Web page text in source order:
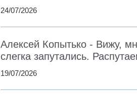
24/07/2026
Алексей Копытько - Вижу,
слегка запутались.
19/07/2026